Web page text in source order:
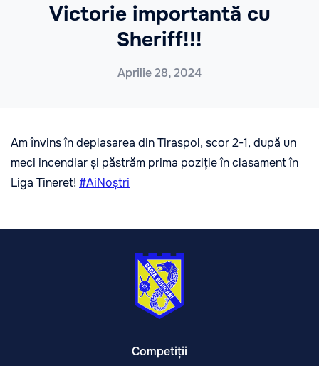
Victorie importantă cu
Sheriff!!!
Aprilie 28, 2024
Am învins în deplasarea din Tiraspol, scor 2-1, după un
meci incendiar și păstrăm prima poziție în clasament în
Liga Tineret! #AiNoștri
Competiții